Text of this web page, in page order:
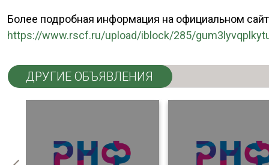
Более подробная информация на официальном
https://www.rscf.ru/upload/iblock/285/
ДРУГИЕ ОБЪЯВЛЕНИЯ